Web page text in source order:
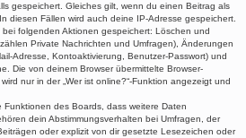
gespeichert. Gleiches gilt, wenn du einen Beitrag als
diesen Fällen wird auch deine IP-Adresse gespeichert.
bei folgenden Aktionen gespeichert: Löschen und
Private Nachrichten und Umfragen), Änderungen
Adresse, Kontoaktivierung, Benutzer-Passwort) und
Die von deinem Browser übermittelte Browser-
nur in der „Wer ist online?“-Funktion angezeigt und
Funktionen des Boards, dass weitere Daten
dein Abstimmungsverhalten bei Umfragen, der
oder explizit von dir gesetzte Lesezeichen oder